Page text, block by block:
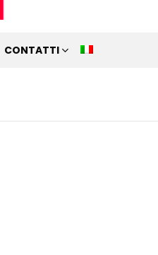
CONTATTI